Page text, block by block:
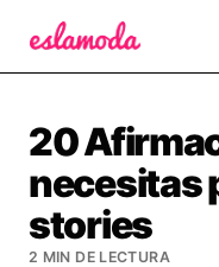
20
necesitas
stories
2 MIN DE LECTURA